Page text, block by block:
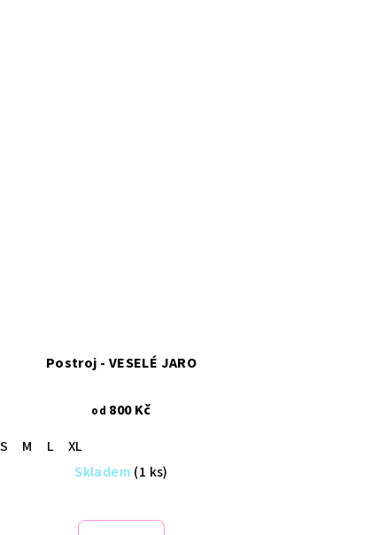
Postroj - VESELÉ JARO
od 800 Kč
S M L
XL
Skladem (1 ks)